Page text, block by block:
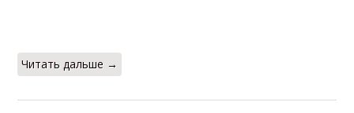
Читать дальше →